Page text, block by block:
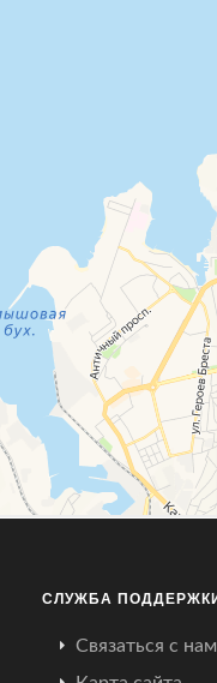
в Севастополе
СЛУЖБА
Связаться с